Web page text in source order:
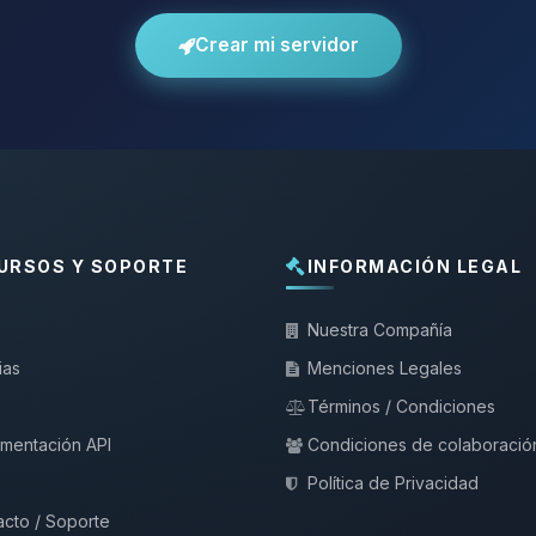
Crear mi servidor
Y SOPORTE
API
/ Soporte
INFORMACIÓN LEGAL
Nuestra Compañía
Menciones Legales
Términos / Condiciones
Condiciones de
Política de Privacidad